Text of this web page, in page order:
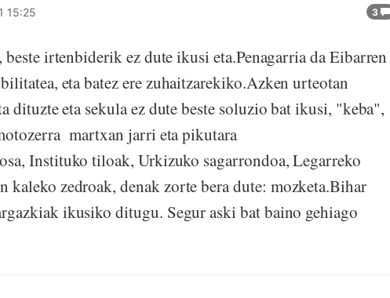
3
15:25
irtenbiderik ez dute ikusi eta.Penagarria da Eibarren
eta batez ere zuhaitzarekiko.Azken urteotan
dituzte eta sekula ez dute beste soluzio bat ikusi, "keba",
martxan jarri eta pikutara
Instituko tiloak, Urkizuko sagarrondoa, Legarreko
zedroak, denak zorte bera dute: mozketa.Bihar
ikusiko ditugu. Segur aski bat baino gehiago